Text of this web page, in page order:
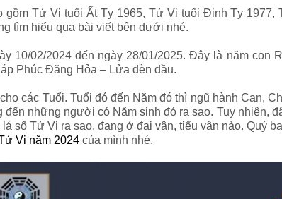
Tử Vi tuổi Ất Tỵ 1965, Tử Vi tuổi Đinh Tỵ
tìm hiểu qua bài viết bên dưới nhé.
10/02/2024 đến ngày 28/01/2025. Đây là năm
Phúc Đăng Hỏa – Lửa đèn dầu.
các Tuổi. Tuổi đó đến Năm đó thì ngũ hành Can,
những người có Năm sinh đó ra sao. Tuy nhiên,
số Tử Vi ra sao, đang ở đại vận, tiểu vận nào. Quý
Vi năm 2024 của mình nhé.